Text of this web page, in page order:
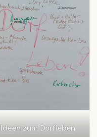
Ideen zum Dorfleben